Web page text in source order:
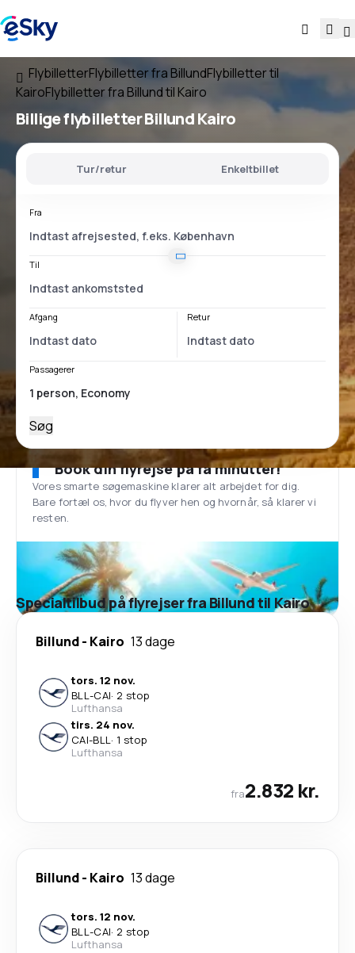
FlybilletterFlybilletter fra BillundFlybilletter til
KairoFlybilletter fra Billund til Kairo
Billige flybilletterBillund Kairo
Tur/retur Enkeltbillet
Fra
Til
Afgang Retur
Passagerer
Søg
Book din flyrejse på få minutter!
Vores smarte søgemaskine klarer alt arbejdet for dig.
Bare fortæl os, hvor du flyver hen og hvornår, så klarer vi
resten.
Specialtilbud på flyrejser fra Billund til Kairo
Billund- Kairo 13 dage
tors. 12 nov.
BLL-CAI· 2 stop
Lufthansa
tirs. 24 nov.
CAI-BLL· 1 stop
Lufthansa
fra2.832 kr.
Billund- Kairo 13 dage
tors. 12 nov.
BLL-CAI· 2 stop
Lufthansa